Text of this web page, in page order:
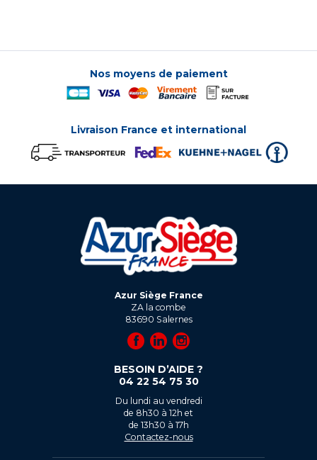
Nos moyens de paiement
Livraison France et international
Azur Siège France
ZA la combe
83690 Salernes
BESOIN D’AIDE ?
04 22 54 75 30
Du lundi au vendredi
de 8h30 à 12h et
de 13h30 à 17h
Contactez-nous